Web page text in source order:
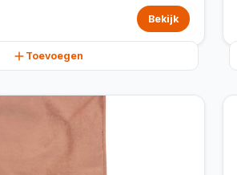
Bekijk
Toevoegen